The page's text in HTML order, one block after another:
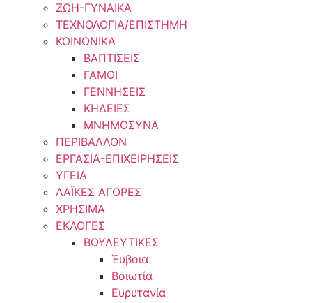
ΖΩΗ-ΓΥΝΑΙΚΑ
ΤΕΧΝΟΛΟΓΙΑ/ΕΠΙΣΤΗΜΗ
ΚΟΙΝΩΝΙΚΑ
ΒΑΠΤΙΣΕΙΣ
ΓΑΜΟΙ
ΓΕΝΝΗΣΕΙΣ
ΚΗΔΕΙΕΣ
ΜΝΗΜΟΣΥΝΑ
ΠΕΡΙΒΑΛΛΟΝ
ΕΡΓΑΣΙΑ-ΕΠΙΧΕΙΡΗΣΕΙΣ
ΥΓΕΙΑ
ΛΑΪΚΕΣ ΑΓΟΡΕΣ
ΧΡΗΣΙΜΑ
ΕΚΛΟΓΕΣ
ΒΟΥΛΕΥΤΙΚΕΣ
Έυβοια
Βοιωτία
Ευρυτανία